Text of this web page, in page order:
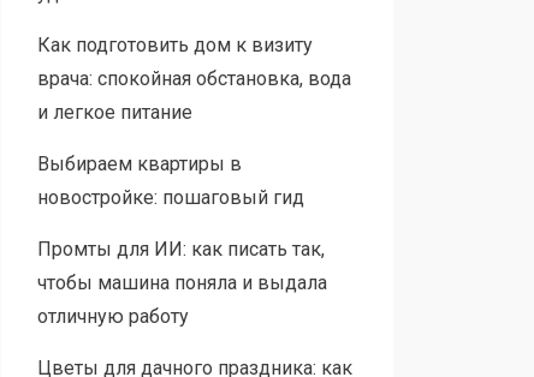
Как подготовить дом к визиту
врача: спокойная обстановка, вода
и легкое питание
Выбираем квартиры в
новостройке: пошаговый гид
Промты для ИИ: как писать так,
чтобы машина поняла и выдала
отличную работу
Цветы для дачного праздника: как